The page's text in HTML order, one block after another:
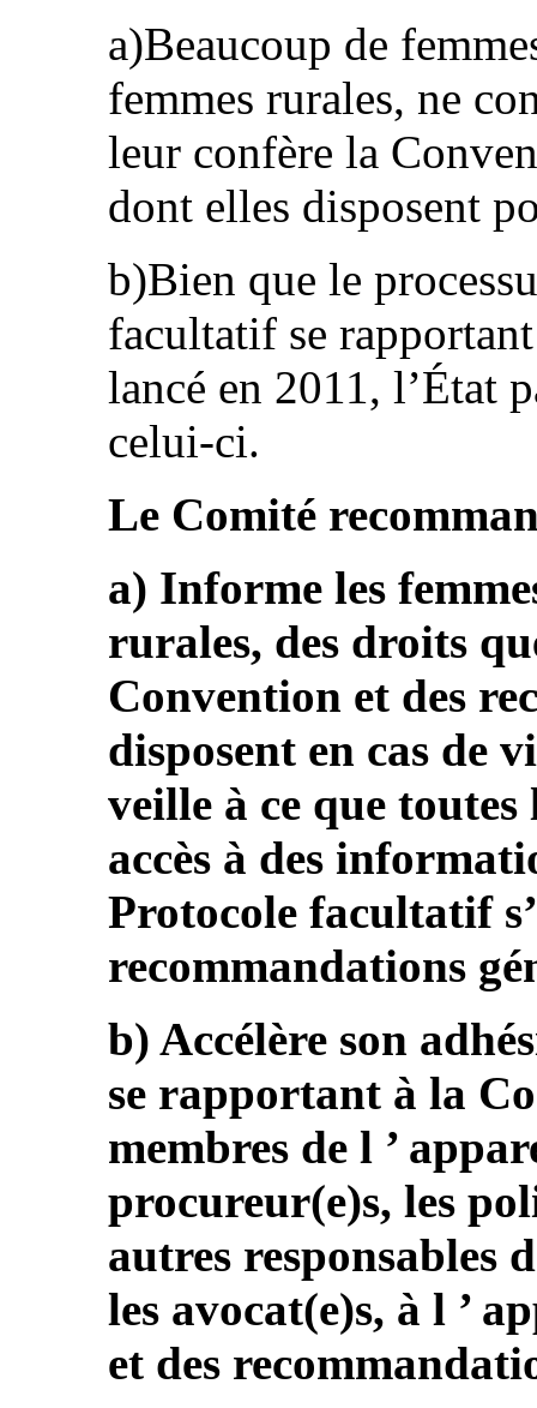
a)Beaucoup de
femmes rurales, ne
leur confère la
dont elles disposent
b)Bien que le
facultatif se
lancé en 2011, l’État
celui-ci.
Le Comité
a) Informe les
rurales, des droits
Convention et des
disposent en cas de
veille à ce que
accès à des
Protocole facultatif
recommandations
b) Accélère son
se rapportant à la
membres de l ’
procureur(e)s, les
autres responsables
les avocat(e)s, à l ’
et des